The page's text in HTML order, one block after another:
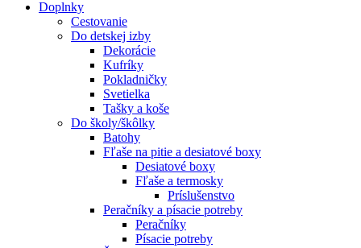
Doplnky
Cestovanie
Do detskej izby
Dekorácie
Kufríky
Pokladničky
Svetielka
Tašky a koše
Do školy/škôlky
Batohy
Fľaše na pitie a desiatové boxy
Desiatové boxy
Fľaše a termosky
Príslušenstvo
Peračníky a písacie potreby
Peračníky
Písacie potreby